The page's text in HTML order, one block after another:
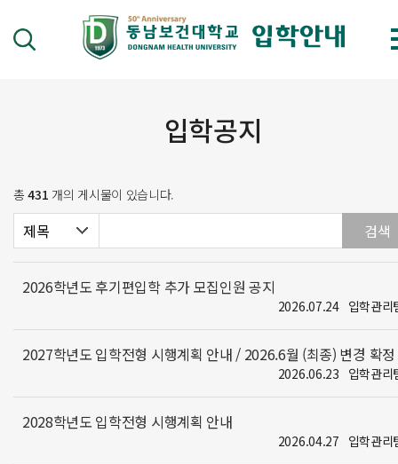
입학공지
총431 개의 게시물이 있습니다.
2026학년도 후기편입학 추가 모집인원 공지
입학관리
2026.07.24
2027학년도 입학전형 시행계획 안내 / 2026.6월 (최종) 변경 확정
입학관리
2026.06.23
2028학년도 입학전형 시행계획 안내
입학관리
2026.04.27